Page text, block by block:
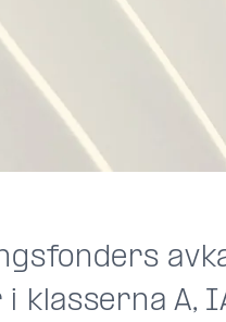
klasserna A,